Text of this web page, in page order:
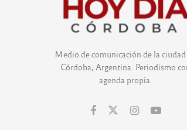
Medio de comunicación de la
Córdoba, Argentina. Periodismo
agenda propia.